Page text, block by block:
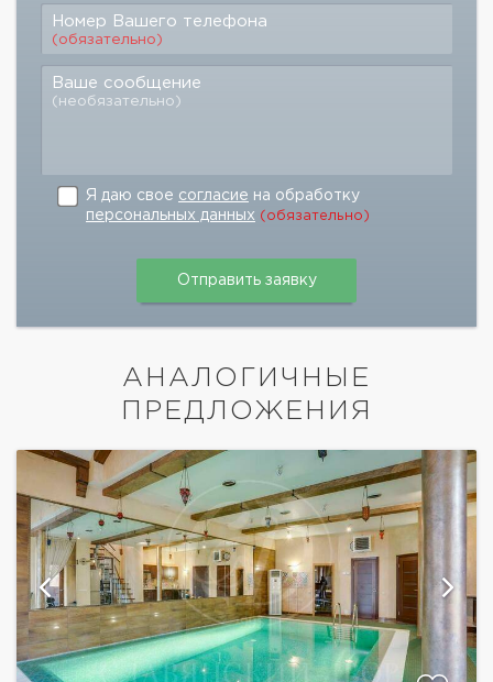
Номер Вашего телефона
(обязательно)
Ваше сообщение
(необязательно)
Я даю свое согласие на обработку
персональных данных (обязательно)
АНАЛОГИЧНЫЕ
ПРЕДЛОЖЕНИЯ